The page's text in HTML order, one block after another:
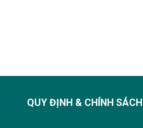
QUY ĐỊNH & CHÍNH SÁCH